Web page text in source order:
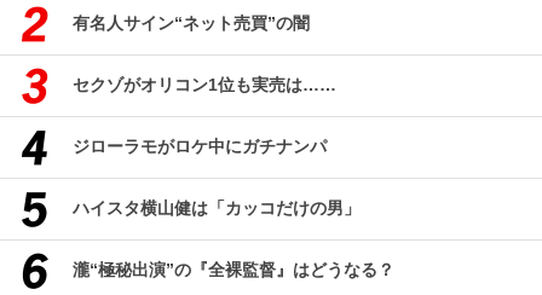
有名人サイン“ネット売買”の闇
セクゾがオリコン1位も実売は……
ジローラモがロケ中にガチナンパ
ハイスタ横山健は「カッコだけの男」
瀧“極秘出演”の『全裸監督』はどうなる？